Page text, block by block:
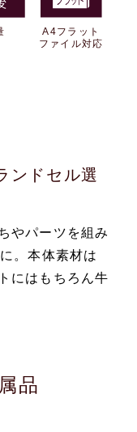
A4フラット
ファイル対応
ンドセル選
やパーツを組み
。本体素材は
にはもちろん牛
品